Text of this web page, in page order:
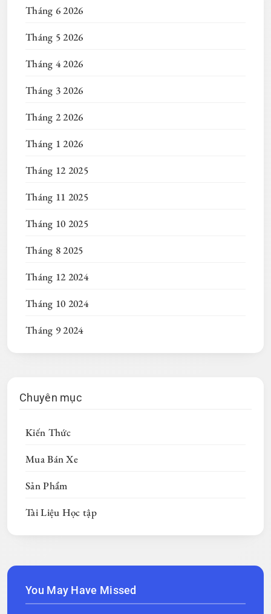
Tháng 6 2026
Tháng 5 2026
Tháng 4 2026
Tháng 3 2026
Tháng 2 2026
Tháng 1 2026
Tháng 12 2025
Tháng 11 2025
Tháng 10 2025
Tháng 8 2025
Tháng 12 2024
Tháng 10 2024
Tháng 9 2024
Chuyên mục
Kiến Thức
Mua Bán Xe
Sản Phẩm
Tài Liệu Học tập
You May Have Missed